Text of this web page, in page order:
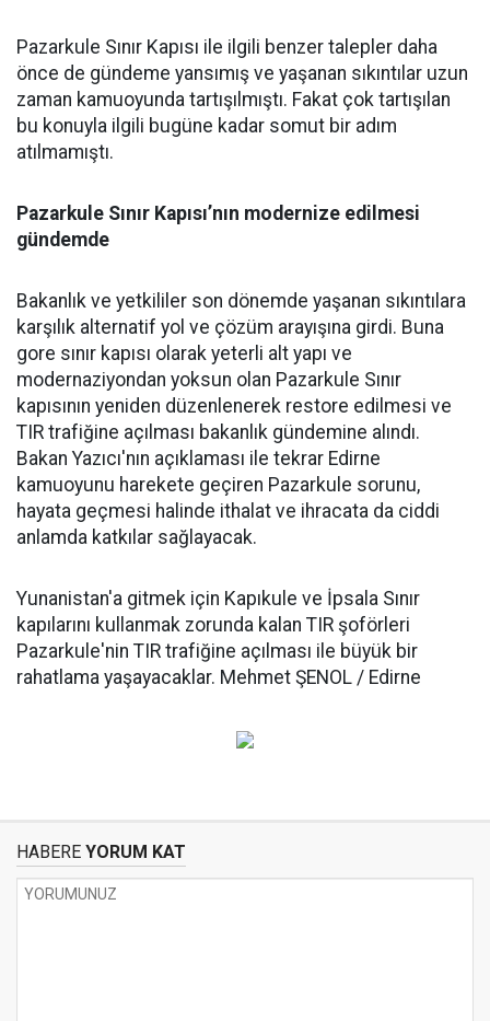
Pazarkule Sınır Kapısı ile ilgili benzer talepler daha
önce de gündeme yansımış ve yaşanan sıkıntılar uzun
zaman kamuoyunda tartışılmıştı. Fakat çok tartışılan
bu konuyla ilgili bugüne kadar somut bir adım
atılmamıştı.
Pazarkule Sınır Kapısı’nın modernize edilmesi
gündemde
Bakanlık ve yetkililer son dönemde yaşanan sıkıntılara
karşılık alternatif yol ve çözüm arayışına girdi. Buna
gore sınır kapısı olarak yeterli alt yapı ve
modernaziyondan yoksun olan Pazarkule Sınır
kapısının yeniden düzenlenerek restore edilmesi ve
TIR trafiğine açılması bakanlık gündemine alındı.
Bakan Yazıcı'nın açıklaması ile tekrar Edirne
kamuoyunu harekete geçiren Pazarkule sorunu,
hayata geçmesi halinde ithalat ve ihracata da ciddi
anlamda katkılar sağlayacak.
Yunanistan'a gitmek için Kapıkule ve İpsala Sınır
kapılarını kullanmak zorunda kalan TIR şoförleri
Pazarkule'nin TIR trafiğine açılması ile büyük bir
rahatlama yaşayacaklar. Mehmet ŞENOL / Edirne
HABERE YORUM KAT